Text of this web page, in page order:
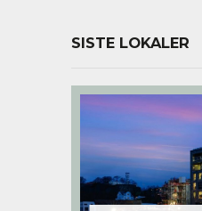
SISTE LOKALER